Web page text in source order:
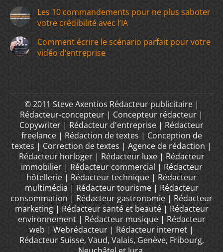
Les 10 commandements pour ne plus saboter
votre crédibilité avec l’IA
Comment écrire le scénario parfait pour votre
vidéo d’entreprise
© 2011 Steve Axentios Rédacteur publicitaire |
Rédacteur-concepteur | Concepteur rédacteur |
Copywriter | Rédacteur d'entreprise | Rédacteur
freelance | Rédaction de textes | Conception de
textes | Correction de textes | Agence de rédaction |
Rédacteur horloger | Rédacteur luxe | Rédacteur
immobilier | Rédacteur commercial | Rédacteur
hôtellerie | Rédacteur technique | Rédacteur
multimédia | Rédacteur tourisme | Rédacteur
consommation | Rédacteur gastronomie | Rédacteur
marketing | Rédacteur santé et beauté | Rédacteur
environnement | Rédacteur musique | Rédacteur
web | Webrédacteur | Rédacteur internet |
Rédacteur Suisse, Vaud, Valais, Genève, Fribourg,